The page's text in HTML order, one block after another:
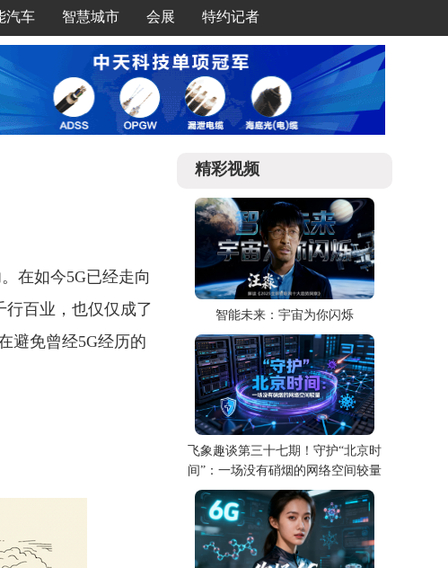
汽车 智慧城市 会展 特约记者
在如今5G已经走向
行百业，也仅仅成了
避免曾经5G经历的
精彩视频
智能未来：宇宙为你闪烁
飞象趣谈第三十七期！守护“北京时
间”：一场没有硝烟的网络空间较量